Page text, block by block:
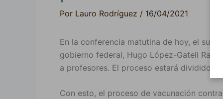
Por Lauro Rodríguez / 16/04/2021
En la conferencia matutina de hoy, el
gobierno federal, Hugo López-Gatell
a profesores. El proceso estará dividido
Con esto, el proceso de vacunación